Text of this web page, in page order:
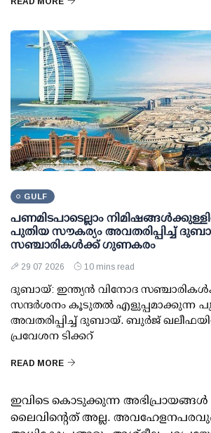
GULF
പണമിടപാടെല്ലാം
പുതിയ സൗകര്യം അവതരിപ്പിച്ച്
സഞ്ചാരികൾക്ക് ഗുണകരം
29 07 2026 10 mins read
ദുബായ്: ഇന്ത്യൻ വിനോദ
സന്ദർശനം കൂടുതൽ എളുപ്പമാക്കുന്ന
അവതരിപ്പിച്ച് ദുബായ്. ബുർജ്
പ്രവേശന ടിക്കറ്
READ MORE
ഇവിടെ കൊടുക്കുന്ന
ലൈവിന്റെത് അല്ല. അവഹേളനപരവും